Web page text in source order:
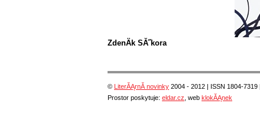
ZdenÄk SĂ˝kora
© LiterĂĄrnĂ­ novinky 2004 - 2012 | ISSN 1804-7319 |
Prostor poskytuje: eldar.cz , web klokĂĄnek